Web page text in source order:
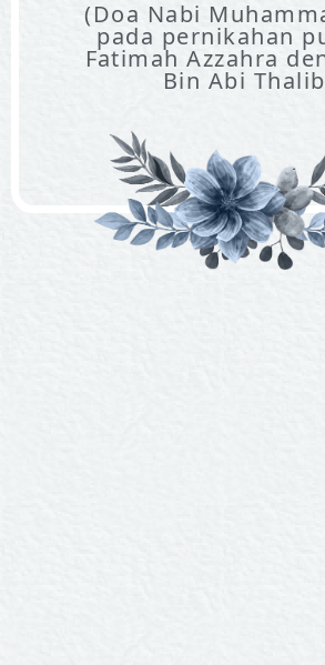
(Doa Nabi
pada pernikahan
Fatimah Azzahra
Bin Abi